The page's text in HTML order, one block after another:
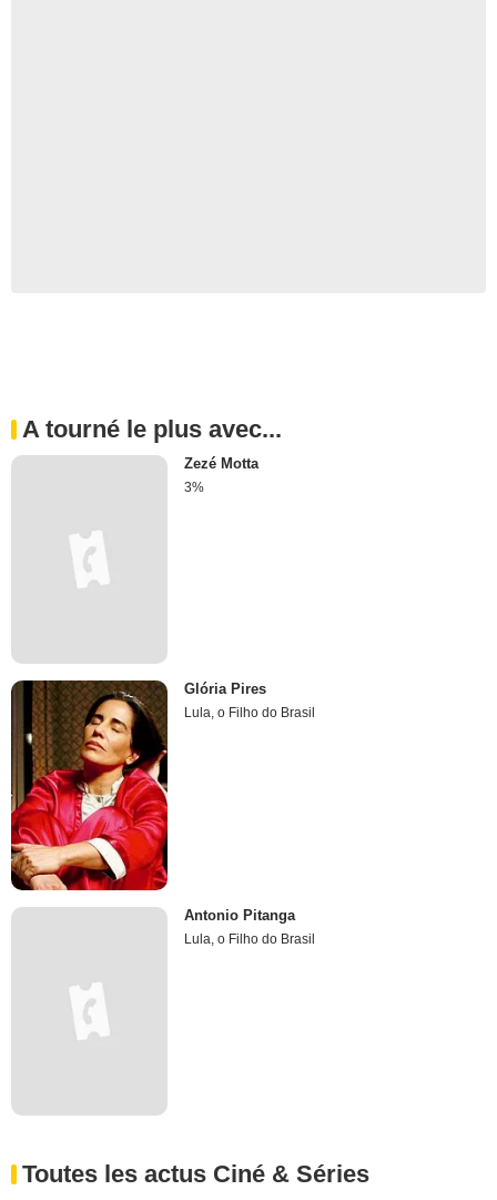
A tourné le plus avec...
Zezé Motta
3%
Glória Pires
Lula, o Filho do Brasil
Antonio Pitanga
Lula, o Filho do Brasil
Toutes les actus Ciné & Séries